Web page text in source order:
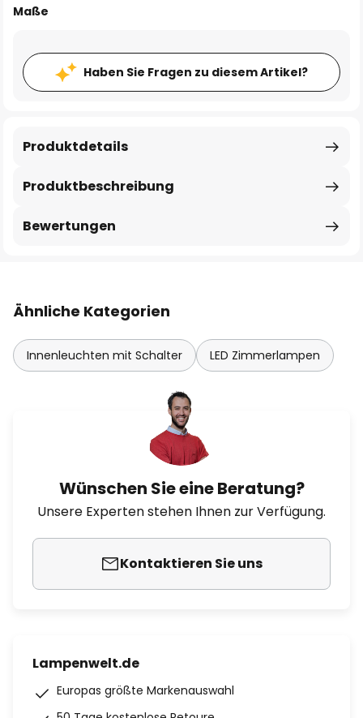
Maße
Haben Sie Fragen zu diesem Artikel?
Produktbeschreibung
Produktdetails
Bewertungen
Ähnliche Kategorien
Innenleuchten mit Schalter LED Zimmerlampen
Wünschen Sie eine Beratung?
Unsere Experten stehen Ihnen zur Verfügung.
Kontaktieren Sie uns
Lampenwelt.de
Europas größte Markenauswahl